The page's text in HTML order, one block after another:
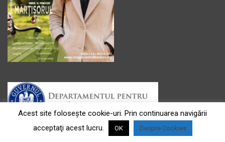
Acest site foloseşte cookie-uri. Prin continuarea navigării
acceptaţi acest lucru.
OK Despre Cookies